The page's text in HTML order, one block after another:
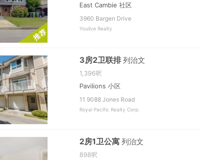
推荐
East Cambie 社区
3960 Bargen Drive
Youlive Realty
3房2卫联排列治文
1,396呎
Pavilions 小区
11 9088 Jones Road
Royal Pacific Realty Corp.
2房1卫公寓列治文
898呎